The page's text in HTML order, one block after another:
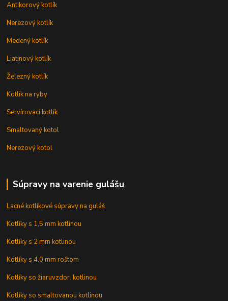
Antikorový kotlík
Nerezový kotlík
Medený kotlík
Liatinový kotlík
Železný kotlík
Kotlík na ryby
Servírovací kotlík
Smaltovaný kotol
Nerezový kotol
Súpravy na varenie gulášu
Lacné kotlíkové súpravy na guláš
Kotlíky s 1,5 mm kotlinou
Kotlíky s 2 mm kotlinou
Kotlíky s 4,0 mm roštom
Kotlíky so žiaruvzdor. kotlinou
Kotlíky so smaltovanou kotlinou